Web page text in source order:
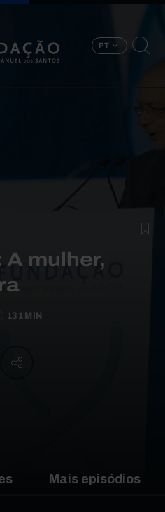
PT
A mulher,
131 MIN
Mais episódios